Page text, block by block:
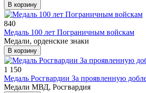
В корзину
840
Медаль 100 лет Пограничным войскам
Медали, орденские знаки
В корзину
1 150
Медаль Росгвардии За проявленную
Медали МВД, Росгвардия